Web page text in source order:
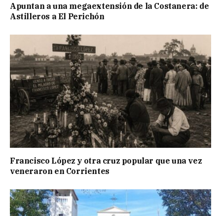
Apuntan a una megaextensión de la Costanera: de
Astilleros a El Perichón
Francisco López y otra cruz popular que una vez
veneraron en Corrientes